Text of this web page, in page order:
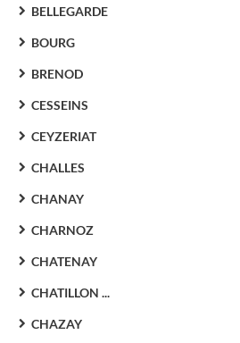
BELLEGARDE
BOURG
BRENOD
CESSEINS
CEYZERIAT
CHALLES
CHANAY
CHARNOZ
CHATENAY
CHATILLON ...
CHAZAY